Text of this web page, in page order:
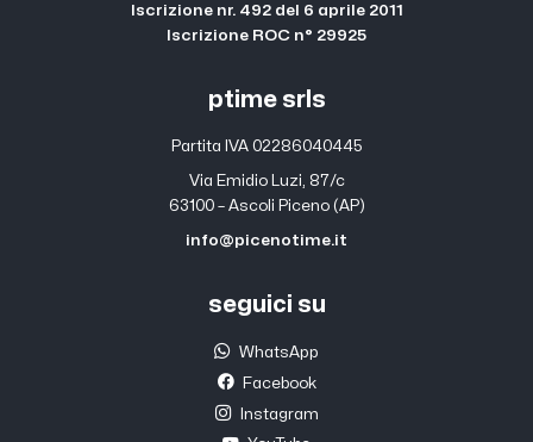
Iscrizione nr. 492 del 6 aprile 2011
Iscrizione ROC n° 29925
ptime srls
Partita IVA 02286040445
Via Emidio Luzi, 87/c
63100 – Ascoli Piceno (AP)
info@picenotime.it
seguici su
WhatsApp
Facebook
Instagram